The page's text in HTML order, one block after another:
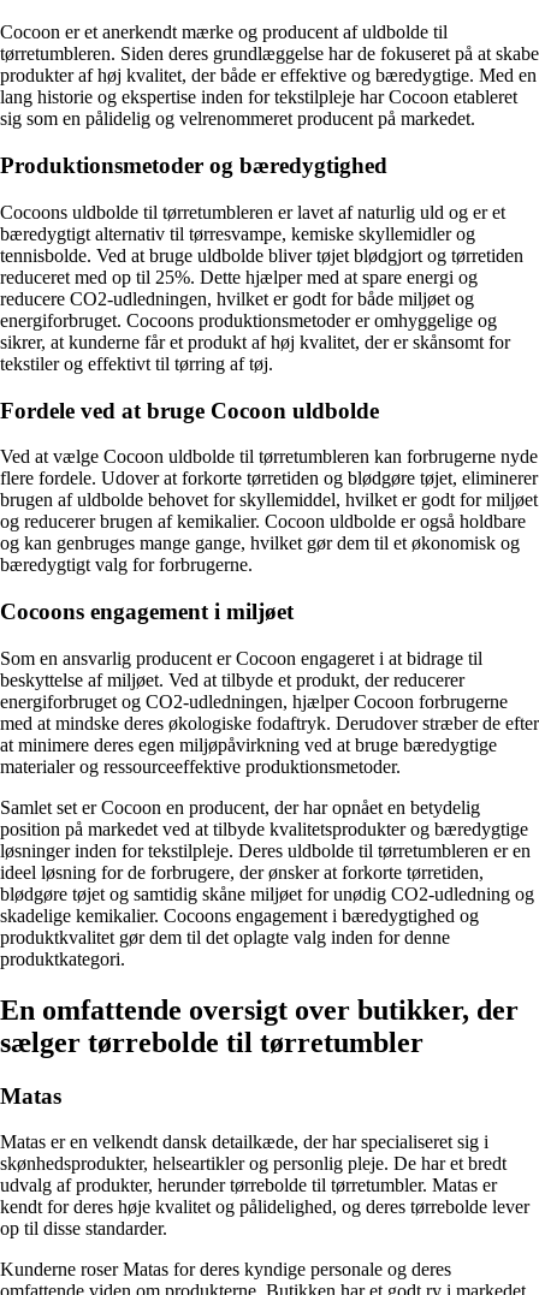
Cocoon er et anerkendt mærke og producent af uldbolde til
tørretumbleren. Siden deres grundlæggelse har de fokuseret på at skabe
produkter af høj kvalitet, der både er effektive og bæredygtige. Med en
lang historie og ekspertise inden for tekstilpleje har Cocoon etableret
sig som en pålidelig og velrenommeret producent på markedet.
Produktionsmetoder og bæredygtighed
Cocoons uldbolde til tørretumbleren er lavet af naturlig uld og er et
bæredygtigt alternativ til tørresvampe, kemiske skyllemidler og
tennisbolde. Ved at bruge uldbolde bliver tøjet blødgjort og tørretiden
reduceret med op til 25%. Dette hjælper med at spare energi og
reducere CO2-udledningen, hvilket er godt for både miljøet og
energiforbruget. Cocoons produktionsmetoder er omhyggelige og
sikrer, at kunderne får et produkt af høj kvalitet, der er skånsomt for
tekstiler og effektivt til tørring af tøj.
Fordele ved at bruge Cocoon uldbolde
Ved at vælge Cocoon uldbolde til tørretumbleren kan forbrugerne nyde
flere fordele. Udover at forkorte tørretiden og blødgøre tøjet, eliminerer
brugen af uldbolde behovet for skyllemiddel, hvilket er godt for miljøet
og reducerer brugen af kemikalier. Cocoon uldbolde er også holdbare
og kan genbruges mange gange, hvilket gør dem til et økonomisk og
bæredygtigt valg for forbrugerne.
Cocoons engagement i miljøet
Som en ansvarlig producent er Cocoon engageret i at bidrage til
beskyttelse af miljøet. Ved at tilbyde et produkt, der reducerer
energiforbruget og CO2-udledningen, hjælper Cocoon forbrugerne
med at mindske deres økologiske fodaftryk. Derudover stræber de efter
at minimere deres egen miljøpåvirkning ved at bruge bæredygtige
materialer og ressourceeffektive produktionsmetoder.
Samlet set er Cocoon en producent, der har opnået en betydelig
position på markedet ved at tilbyde kvalitetsprodukter og bæredygtige
løsninger inden for tekstilpleje. Deres uldbolde til tørretumbleren er en
ideel løsning for de forbrugere, der ønsker at forkorte tørretiden,
blødgøre tøjet og samtidig skåne miljøet for unødig CO2-udledning og
skadelige kemikalier. Cocoons engagement i bæredygtighed og
produktkvalitet gør dem til det oplagte valg inden for denne
produktkategori.
En omfattende oversigt over butikker, der
sælger tørrebolde til tørretumbler
Matas
Matas er en velkendt dansk detailkæde, der har specialiseret sig i
skønhedsprodukter, helseartikler og personlig pleje. De har et bredt
udvalg af produkter, herunder tørrebolde til tørretumbler. Matas er
kendt for deres høje kvalitet og pålidelighed, og deres tørrebolde lever
op til disse standarder.
Kunderne roser Matas for deres kyndige personale og deres